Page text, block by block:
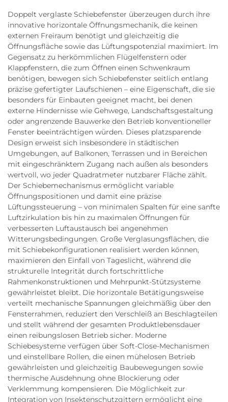
Doppelt verglaste Schiebefenster überzeugen durch ihre
innovative horizontale Öffnungsmechanik, die keinen
externen Freiraum benötigt und gleichzeitig die
Öffnungsfläche sowie das Lüftungspotenzial maximiert. Im
Gegensatz zu herkömmlichen Flügelfenstern oder
Klappfenstern, die zum Öffnen einen Schwenkraum
benötigen, bewegen sich Schiebefenster seitlich entlang
präzise gefertigter Laufschienen – eine Eigenschaft, die sie
besonders für Einbauten geeignet macht, bei denen
externe Hindernisse wie Gehwege, Landschaftsgestaltung
oder angrenzende Bauwerke den Betrieb konventioneller
Fenster beeinträchtigen würden. Dieses platzsparende
Design erweist sich insbesondere in städtischen
Umgebungen, auf Balkonen, Terrassen und in Bereichen
mit eingeschränktem Zugang nach außen als besonders
wertvoll, wo jeder Quadratmeter nutzbarer Fläche zählt.
Der Schiebemechanismus ermöglicht variable
Öffnungspositionen und damit eine präzise
Lüftungssteuerung – von minimalen Spalten für eine sanfte
Luftzirkulation bis hin zu maximalen Öffnungen für
verbesserten Luftaustausch bei angenehmen
Witterungsbedingungen. Große Verglasungsflächen, die
mit Schiebekonfigurationen realisiert werden können,
maximieren den Einfall von Tageslicht, während die
strukturelle Integrität durch fortschrittliche
Rahmenkonstruktionen und Mehrpunkt-Stützsysteme
gewährleistet bleibt. Die horizontale Betätigungsweise
verteilt mechanische Spannungen gleichmäßig über den
Fensterrahmen, reduziert den Verschleiß an Beschlagteilen
und stellt während der gesamten Produktlebensdauer
einen reibungslosen Betrieb sicher. Moderne
Schiebesysteme verfügen über Soft-Close-Mechanismen
und einstellbare Rollen, die einen mühelosen Betrieb
gewährleisten und gleichzeitig Baubewegungen sowie
thermische Ausdehnung ohne Blockierung oder
Verklemmung kompensieren. Die Möglichkeit zur
Integration von Insektenschutzgittern ermöglicht eine